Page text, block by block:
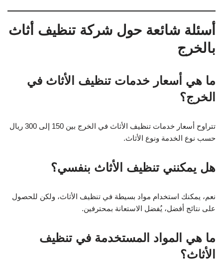
أسئلة شائعة حول شركة تنظيف أثاث
بالخرج
ما هي أسعار خدمات تنظيف الأثاث في
الخرج؟
تتراوح أسعار خدمات تنظيف الأثاث في الخرج بين 150 إلى 300 ريال
حسب نوع الخدمة ونوع الأثاث.
هل يمكنني تنظيف الأثاث بنفسي؟
نعم، يمكنك استخدام مواد بسيطة في تنظيف الأثاث، ولكن للحصول
على نتائج أفضل، يُفضل الاستعانة بمحترفين.
ما هي المواد المستخدمة في تنظيف
الأثاث؟